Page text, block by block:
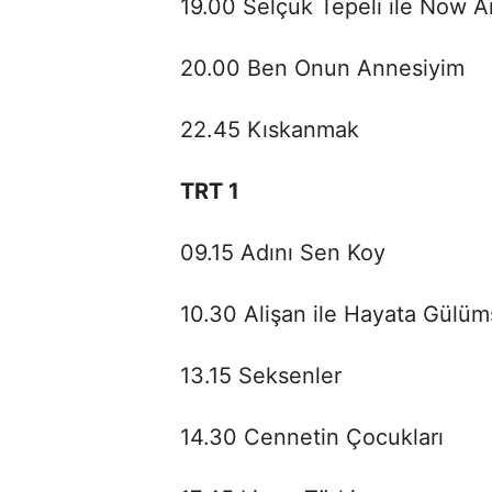
19.00 Selçuk Tepeli ile Now
20.00 Ben Onun Annesiyim
22.45 Kıskanmak
TRT 1
09.15 Adını Sen Koy
10.30 Alişan ile Hayata
13.15 Seksenler
14.30 Cennetin Çocukları